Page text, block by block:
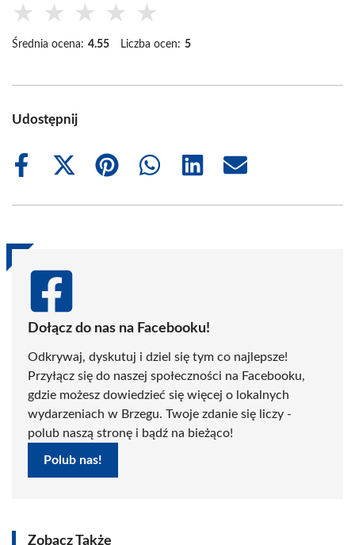
★ ★ ★ ★ ★
Średnia ocena: 4.55 Liczba ocen: 5
Udostępnij
Share
Share
(Twitter)
Share
Share
Share
Share
Dołącz do nas na Facebooku!
Odkrywaj, dyskutuj i dziel się tym co najlepsze!
Przyłącz się do naszej społeczności na Facebooku,
gdzie możesz dowiedzieć się więcej o lokalnych
wydarzeniach w Brzegu. Twoje zdanie się liczy -
polub naszą stronę i bądź na bieżąco!
Polub nas!
Zobacz Także